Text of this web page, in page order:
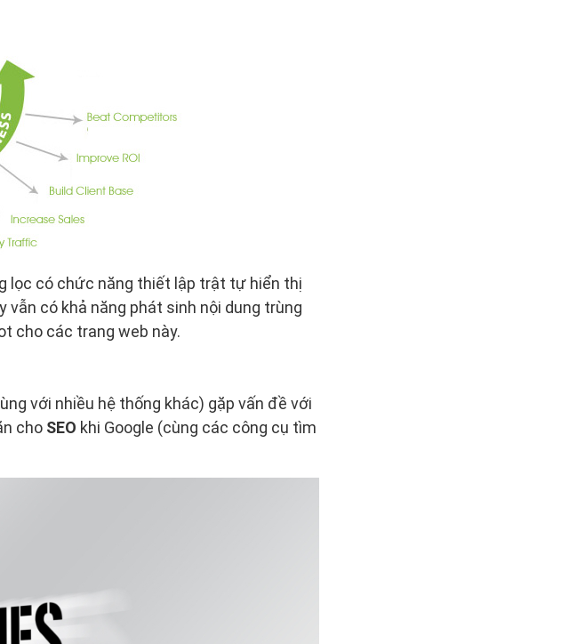
lọc có chức năng thiết lập trật tự hiển thị
vẫn có khả năng phát sinh nội dung trùng
cho các trang web này.
với nhiều hệ thống khác) gặp vấn đề với
cho SEO khi Google (cùng các công cụ tìm